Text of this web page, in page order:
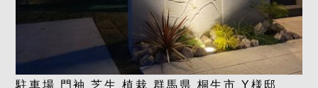
駐車場 門袖 芝生 植栽 群馬県 桐生市 Y様邸